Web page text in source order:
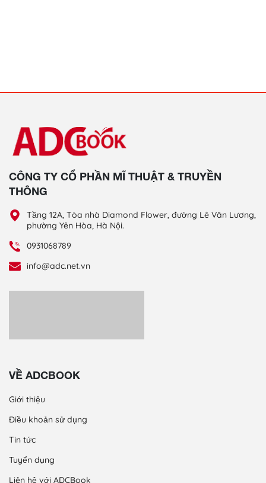
CÔNG TY CỔ PHẦN MĨ THUẬT & TRUYỀN
THÔNG
Tầng 12A, Tòa nhà Diamond Flower, đường Lê Văn Lương,
phường Yên Hòa, Hà Nội.
0931068789
info@adc.net.vn
VỀ ADCBOOK
Giới thiệu
Điều khoản sử dụng
Tin tức
Tuyển dụng
Liên hệ với ADCBook